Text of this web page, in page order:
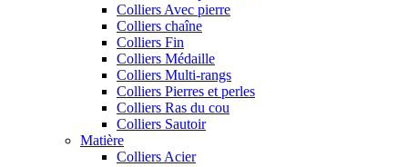
Colliers Avec pierre
Colliers chaîne
Colliers Fin
Colliers Médaille
Colliers Multi-rangs
Colliers Pierres et perles
Colliers Ras du cou
Colliers Sautoir
Matière
Colliers Acier